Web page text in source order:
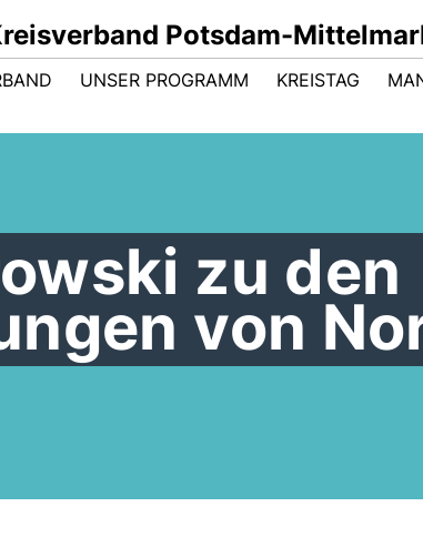
Potsdam-
UNSER PROGRAMM KREISTAG
zu den
von